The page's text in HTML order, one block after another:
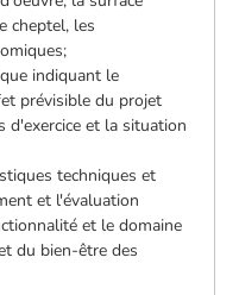
cheptel, les
indiquant le
prévisible du projet
et la situation
techniques et
et l'évaluation
et le domaine
du bien-être des